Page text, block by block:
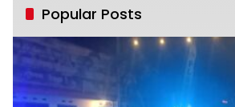
Popular Posts